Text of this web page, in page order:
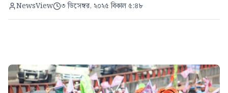
NewsView ৩ ডিসেম্বর, ২০২৫ বিকাল ৫:৪৮